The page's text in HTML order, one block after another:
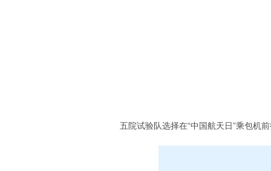
五院试验队选择在“中国航天日”乘包机